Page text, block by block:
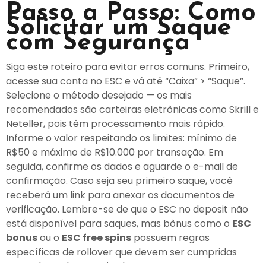
Passo a Passo: Como
Solicitar um Saque
com Segurança
Siga este roteiro para evitar erros comuns. Primeiro,
acesse sua conta no ESC e vá até “Caixa” > “Saque”.
Selecione o método desejado — os mais
recomendados são carteiras eletrônicas como Skrill e
Neteller, pois têm processamento mais rápido.
Informe o valor respeitando os limites: mínimo de
R$50 e máximo de R$10.000 por transação. Em
seguida, confirme os dados e aguarde o e-mail de
confirmação. Caso seja seu primeiro saque, você
receberá um link para anexar os documentos de
verificação. Lembre-se de que o ESC no deposit não
está disponível para saques, mas bônus como o ESC
bonusou o ESC free spins possuem regras
específicas de rollover que devem ser cumpridas